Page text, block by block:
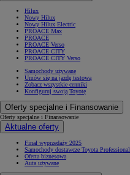
Hilux
Nowy Hilux
Nowy Hilux Electric
PROACE Max
PROACE
PROACE Verso
PROACE CITY
PROACE CITY Verso
Samochody używane
Umów się na jazdę testową
Zobacz wszystkie cenniki
Konfiguruj swoją Toyotę
Oferty specjalne i Finansowanie
Oferty specjalne i Finansowanie
Aktualne oferty
Finał wyprzedaży 2025
Samochody dostawcze Toyota Professional
Oferta biznesowa
Auta używane